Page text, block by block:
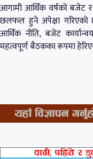
आगामी आर्थिक वर्षको बजेट र
छलफल हुने अपेक्षा
आर्थिक नीति, बजेट
महत्वपूर्ण बैठकका रूपमा